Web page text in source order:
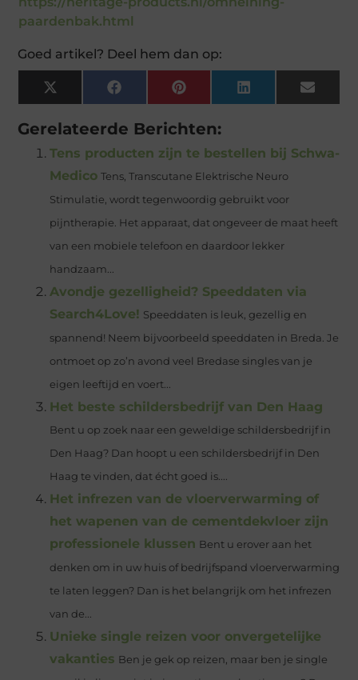
paardenbak.html
Goed artikel? Deel hem dan op:
X
(Twitter)
FacebookPinterestLinkedIn Email
Gerelateerde Berichten:
Tens producten zijn te bestellen bij Schwa-
Medico Tens, Transcutane Elektrische Neuro
Stimulatie, wordt tegenwoordig gebruikt voor
pijntherapie. Het apparaat, dat ongeveer de maat heeft
van een mobiele telefoon en daardoor lekker
handzaam...
Avondje gezelligheid? Speeddaten via
Search4Love! Speeddaten is leuk, gezellig en
spannend! Neem bijvoorbeeld speeddaten in Breda. Je
ontmoet op zo’n avond veel Bredase singles van je
eigen leeftijd en voert...
Het beste schildersbedrijf van Den Haag
Bent u op zoek naar een geweldige schildersbedrijf in
Den Haag? Dan hoopt u een schildersbedrijf in Den
Haag te vinden, dat écht goed is....
Het infrezen van de vloerverwarming of
het wapenen van de cementdekvloer zijn
professionele klussen Bent u erover aan het
denken om in uw huis of bedrijfspand vloerverwarming
te laten leggen? Dan is het belangrijk om het infrezen
van de...
Unieke single reizen voor onvergetelijke
vakanties Ben je gek op reizen, maar ben je single